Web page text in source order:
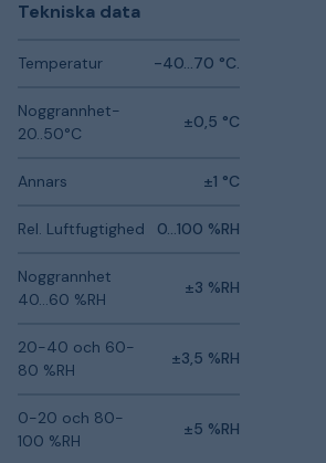
Tekniska data
Temperatur -40…70 °C.
Noggrannhet-
20..50°C
±0,5 °C
Annars ±1 °C
Rel. Luftfugtighed 0...100 %RH
Noggrannhet
40...60 %RH
±3 %RH
20-40 och 60-
80 %RH
±3,5 %RH
0-20 och 80-
100 %RH
±5 %RH